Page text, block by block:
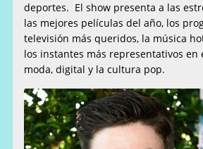
deportes. El show presenta a las
las mejores películas del año, los
televisión más queridos, la música
los instantes más representativos en
moda, digital y la cultura pop.